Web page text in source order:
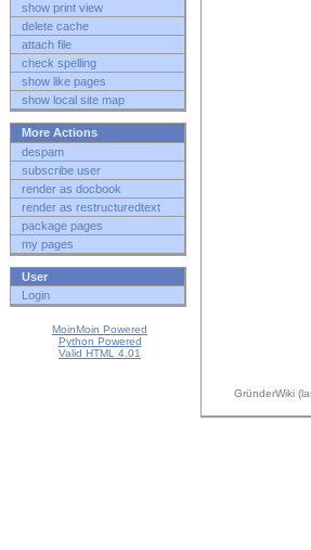
show print view
delete cache
attach file
check spelling
show like pages
show local site map
More Actions
despam
subscribe user
render as docbook
render as restructuredtext
package pages
my pages
User
Login
MoinMoin Powered
Python Powered
Valid HTML 4.01
GründerWiki